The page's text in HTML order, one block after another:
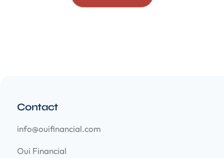
Contact
info@ouifinancial.com
Oui Financial